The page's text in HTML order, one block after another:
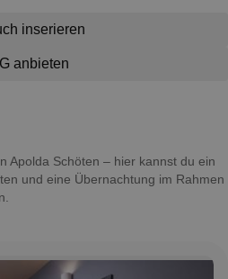
inserieren
anbieten
Apolda Schöten – hier kannst du ein
und eine Übernachtung im Rahmen